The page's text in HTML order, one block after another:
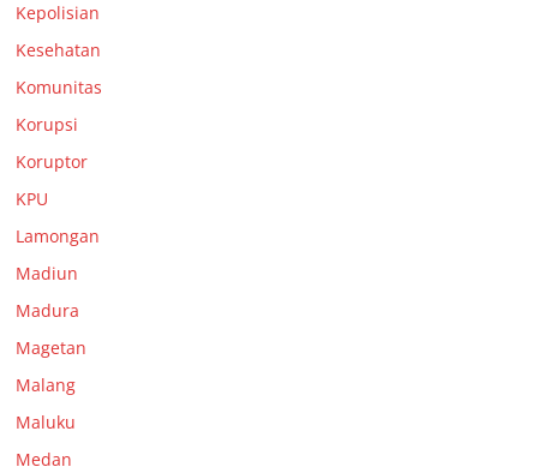
Kepolisian
Kesehatan
Komunitas
Korupsi
Koruptor
KPU
Lamongan
Madiun
Madura
Magetan
Malang
Maluku
Medan